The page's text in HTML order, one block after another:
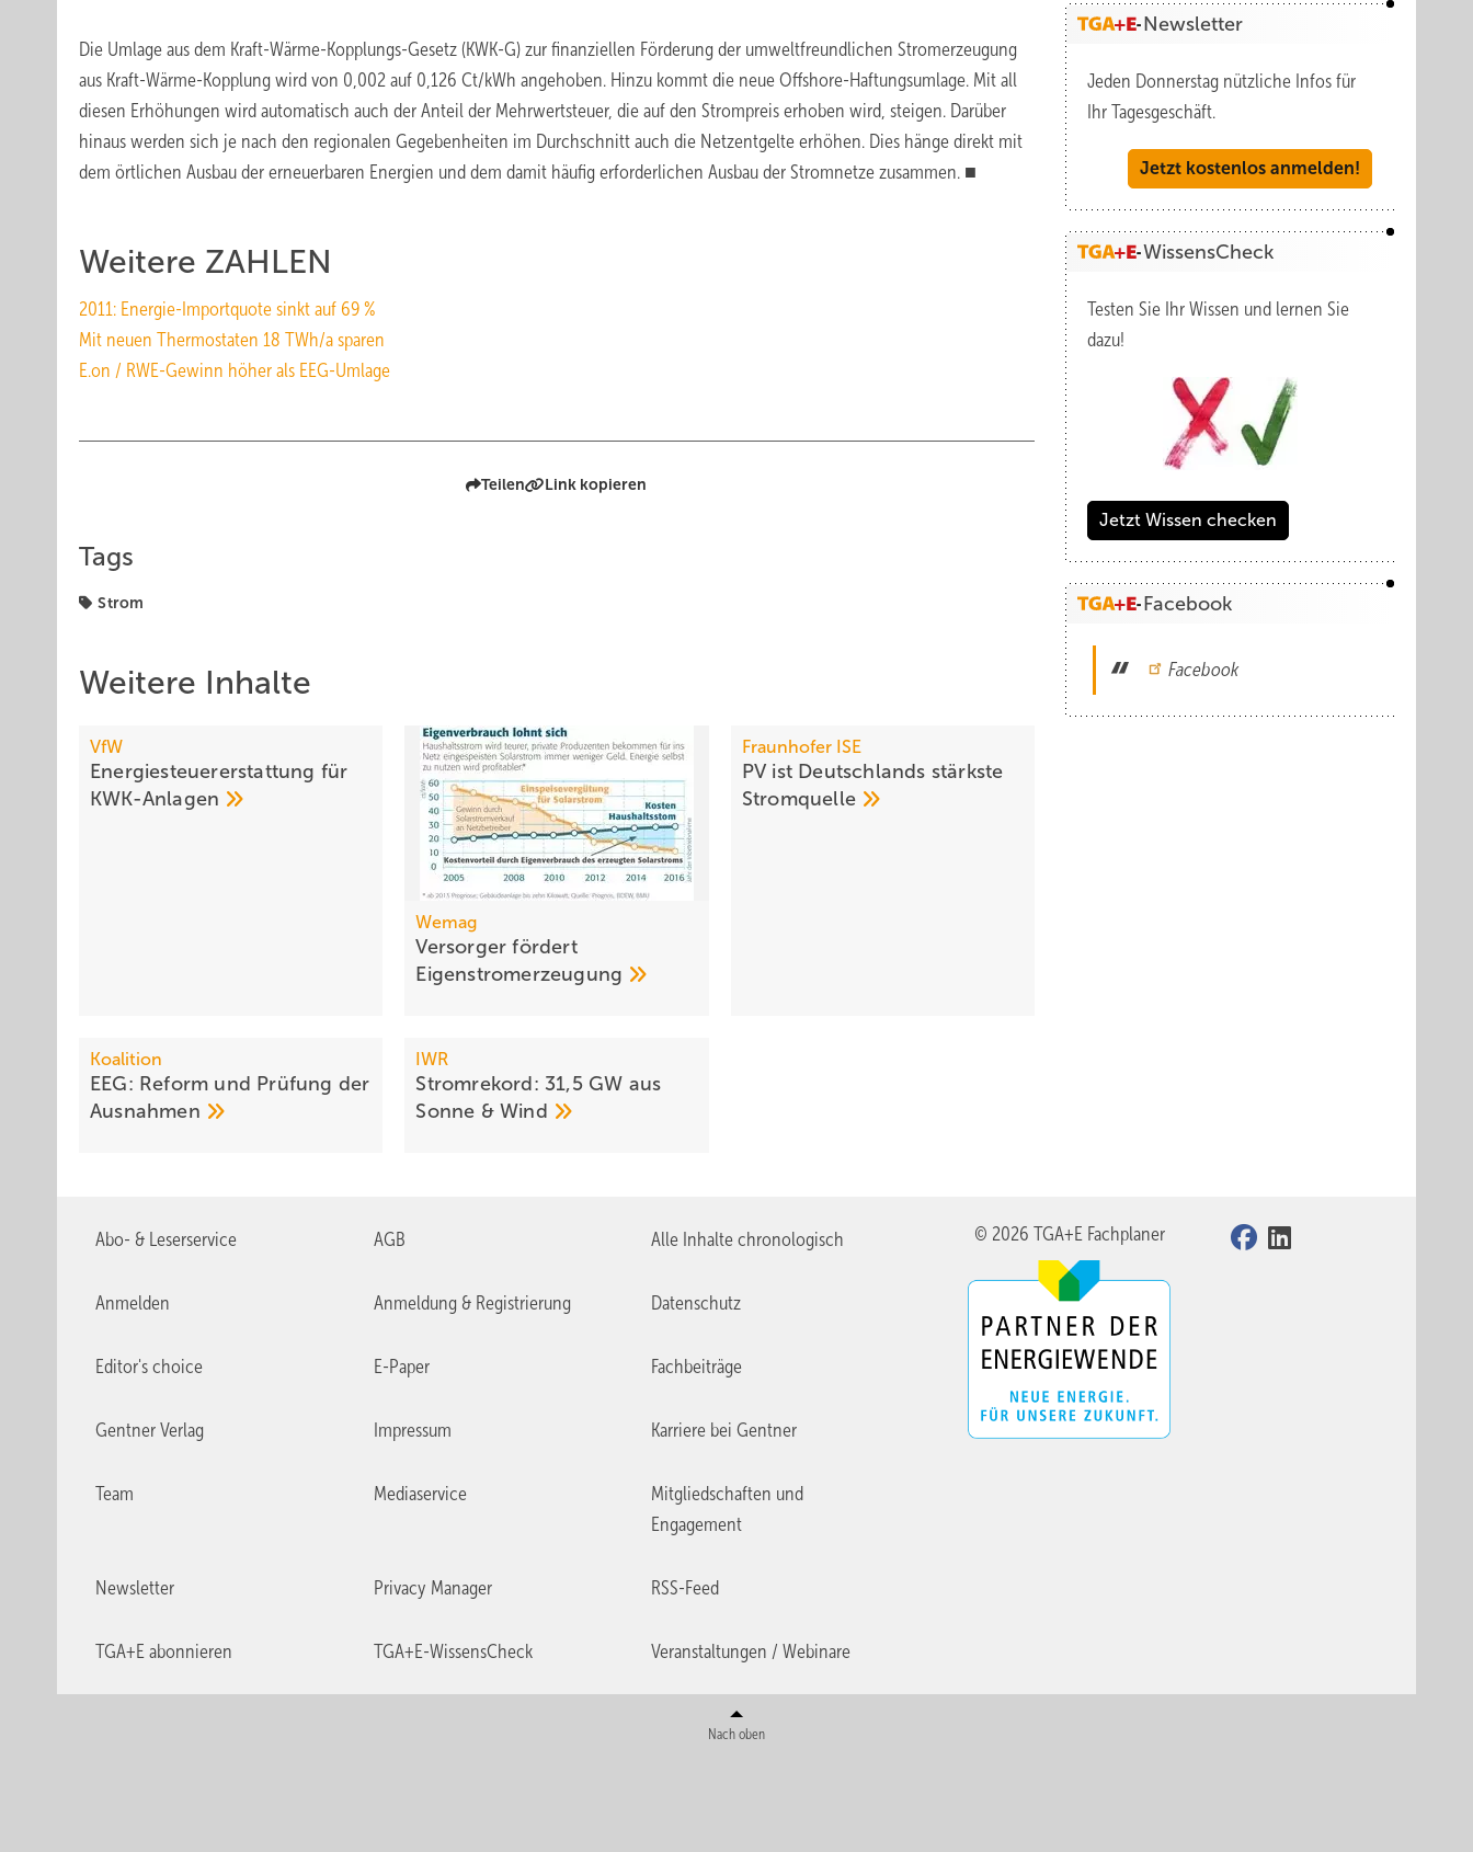
Die Umlage aus dem Kraft-Wärme-Kopplungs-Gesetz (KWK-G) zur finanziellen Förderung der umweltfreundlichen Stromerzeugung
aus Kraft-Wärme-Kopplung wird von 0,002 auf 0,126 Ct/kWh angehoben. Hinzu kommt die neue Offshore-Haftungsumlage. Mit all
diesen Erhöhungen wird automatisch auch der Anteil der Mehrwertsteuer, die auf den Strompreis erhoben wird, steigen. Darüber
hinaus werden sich je nach den regionalen Gegebenheiten im Durchschnitt auch die Netzentgelte erhöhen. Dies hänge direkt mit
dem örtlichen Ausbau der erneuerbaren Energien und dem damit häufig erforderlichen Ausbau der Stromnetze zusammen. ■
Weitere ZAHLEN
2011: Energie-Importquote sinkt auf 69 %
Mit neuen Thermostaten 18 TWh/a sparen
E.on / RWE-Gewinn höher als EEG-Umlage
Teilen Link kopieren
Tags
Strom
Weitere Inhalte
VfW
Energiesteuererstattung für
KWK-Anlagen
Wemag
Versorger fördert
Eigenstromerzeugung
Fraunhofer ISE
PV ist Deutschlands stärkste
Stromquelle
Koalition
EEG: Reform und Prüfung der
Ausnahmen
IWR
Stromrekord: 31,5 GW aus
Sonne &Wind
Newsletter
Jeden Donnerstag nützliche Infos für
Ihr Tagesgeschäft.
Jetzt kostenlos anmelden!
WissensCheck
Testen Sie Ihr Wissen und lernen Sie
dazu!
Jetzt Wissen checken
Facebook
Facebook
Abo- & Leserservice AGB Alle Inhalte chronologisch
Anmelden Anmeldung & Registrierung Datenschutz
Editor's choice E-Paper Fachbeiträge
Gentner Verlag Impressum Karriere bei Gentner
Team Mediaservice
Mitgliedschaften und
Engagement
Newsletter Privacy Manager RSS-Feed
TGA+E abonnieren TGA+E-WissensCheck Veranstaltungen / Webinare
© 2026 TGA+E Fachplaner
Nach oben